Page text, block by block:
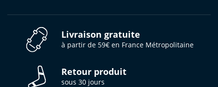
Livraison gratuite
à partir de 59€ en France Métropolitaine
Retour produit
sous 30 jours